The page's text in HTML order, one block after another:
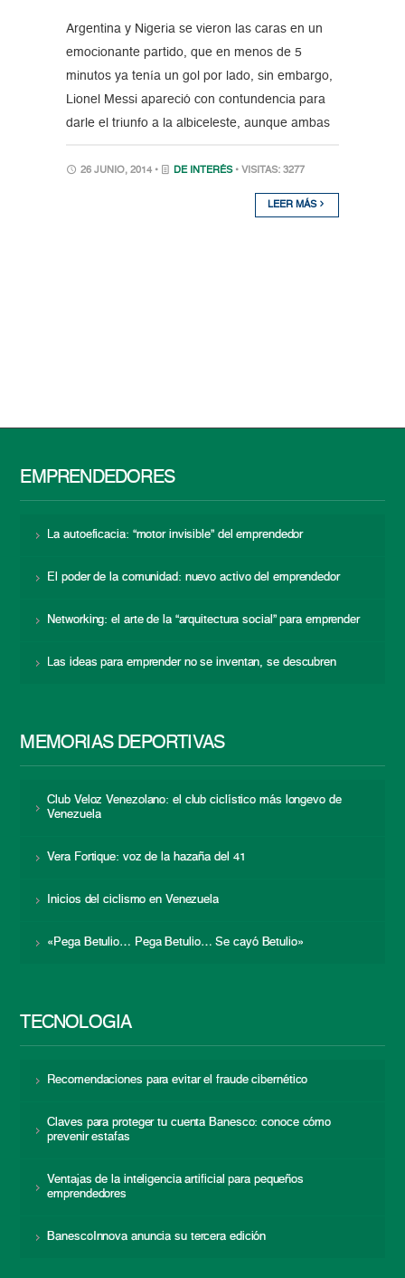
Argentina y Nigeria se vieron las caras en un
emocionante partido, que en menos de 5
minutos ya tenía un gol por lado, sin embargo,
Lionel Messi apareció con contundencia para
darle el triunfo a la albiceleste, aunque ambas
26 JUNIO, 2014 • DE INTERÉS • VISITAS: 3277
LEER MÁS
EMPRENDEDORES
La autoeficacia: “motor invisible” del emprendedor
El poder de la comunidad: nuevo activo del emprendedor
Networking: el arte de la “arquitectura social” para emprender
Las ideas para emprender no se inventan, se descubren
MEMORIAS DEPORTIVAS
Club Veloz Venezolano: el club ciclístico más longevo de
Venezuela
Vera Fortique: voz de la hazaña del 41
Inicios del ciclismo en Venezuela
«Pega Betulio… Pega Betulio… Se cayó Betulio»
TECNOLOGÍA
Recomendaciones para evitar el fraude cibernético
Claves para proteger tu cuenta Banesco: conoce cómo
prevenir estafas
Ventajas de la inteligencia artificial para pequeños
emprendedores
BanescoInnova anuncia su tercera edición